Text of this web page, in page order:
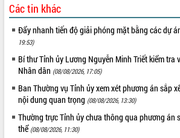
hiện nhiệm vụ quản lý tài sản công
hàng tuần
Tháo gỡ những vướng mắc, đẩy mạnh
tại Trung tâm Phục vụ hành chính
công tỉnh
Đắk Lắk: Tôn vinh 46 giải pháp tại Hội
thi Sáng tạo Kỹ thuật 2024 - 2025
Đắk Lắk rà soát, điều chỉnh Đề án 190
về phát triển nuôi trồng thủy sản
Các tin khác
Đẩy nhanh tiến độ giải phóng mặt bằng các dự
19:53)
Bí thư Tỉnh ủy Lương Nguyễn Minh Triết kiểm tra
Nhân dân (08/08/2026, 17:05)
Ban Thường vụ Tỉnh ủy xem xét phương án sắp
nội dung quan trọng (08/08/2026, 13:30)
Thường trực Tỉnh ủy chưa thông qua phương án
thể (08/08/2026, 11:30)